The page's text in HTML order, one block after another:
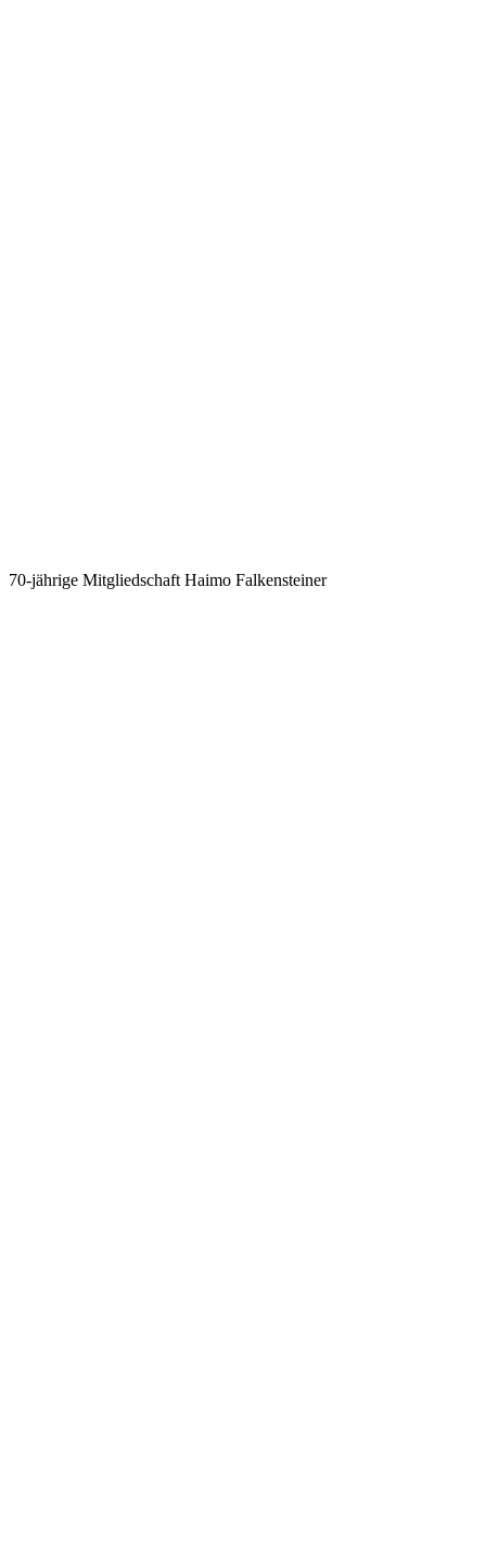
70-jährige Mitgliedschaft Haimo Falkensteiner